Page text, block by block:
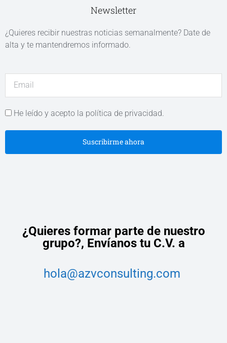
Newsletter
¿Quieres recibir nuestras noticias semanalmente? Date de
alta y te mantendremos informado.
He leído y acepto la política de privacidad.
Suscribirme ahora
¿Quieres formar parte de nuestro
grupo?, Envíanos tu C.V. a
hola@azvconsulting.com